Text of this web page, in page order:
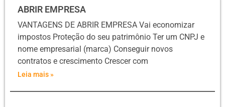
ABRIR EMPRESA
VANTAGENS DE ABRIR EMPRESA Vai economizar
impostos Proteção do seu patrimônio Ter um CNPJ e
nome empresarial (marca) Conseguir novos
contratos e crescimento Crescer com
Leia mais »